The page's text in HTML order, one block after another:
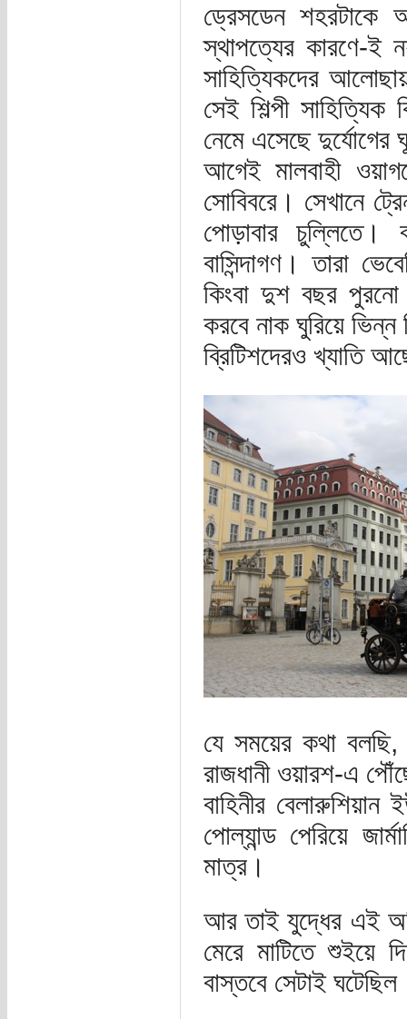
ড্রেসডেন শহরটাকে
স্থাপত্যের কারণে-ই
সাহিত্যিকদের
সেই শিল্পী
নেমে এসেছে দুর্যোগের
আগেই মালবাহী
সোবিবরে। সেখানে
পোড়াবার চুল্লিতে।
বাসিন্দাগণ। তারা
কিংবা দুশ বছর পুরনো
করবে নাক ঘুরিয়ে
ব্রিটিশদেরও খ্যাতি
যে সময়ের কথা বলছি,
রাজধানী ওয়ারশ-এ
বাহিনীর
পোল্যান্ড পেরিয়ে
মাত্র।
আর তাই যুদ্ধের এই
মেরে মাটিতে শুইয়ে
বাস্তবে সেটাই